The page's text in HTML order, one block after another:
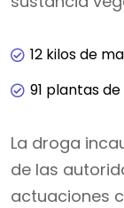
12 kilos de
91 plantas
La droga
de las
actuaciones